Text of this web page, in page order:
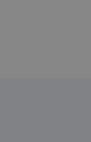
op basis van de PHP-
doeleinden die
en tijd toe aan